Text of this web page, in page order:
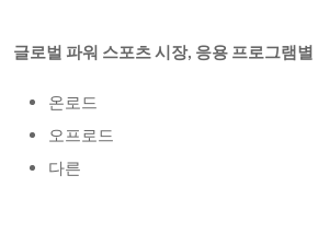
글로벌 파워 스포츠 시장, 응용 프로그램별
온로드
오프로드
다른